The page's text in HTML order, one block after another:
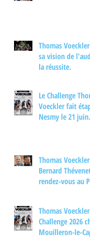
Thomas
sa vision de
la réussite.
Le Challenge
Voeckler fait
Nesmy le 21 juin.
Thomas
Bernard
rendez-vous au
cyclisme
Thomas
Challenge 2026
Mouilleron-le-